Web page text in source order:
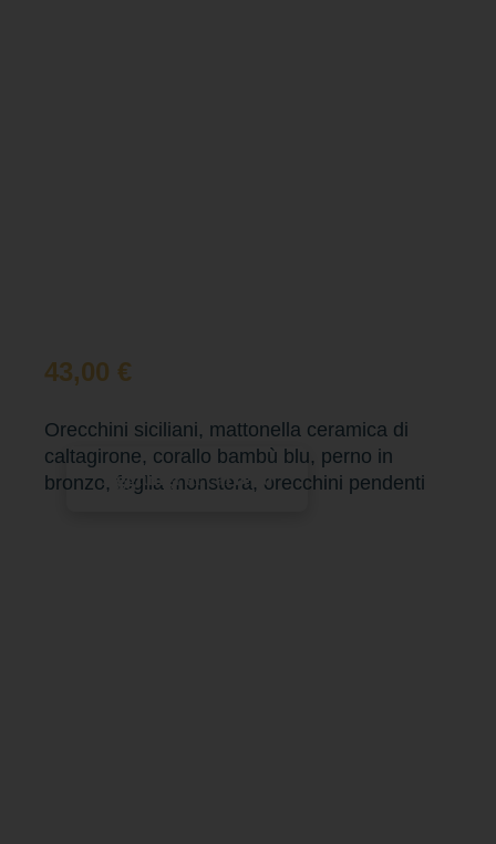
43,00 €
Orecchini siciliani, mattonella ceramica di
caltagirone, corallo bambù blu, perno in
bronzo, foglia monstera, orecchini pendenti
Aggiungi al carrello